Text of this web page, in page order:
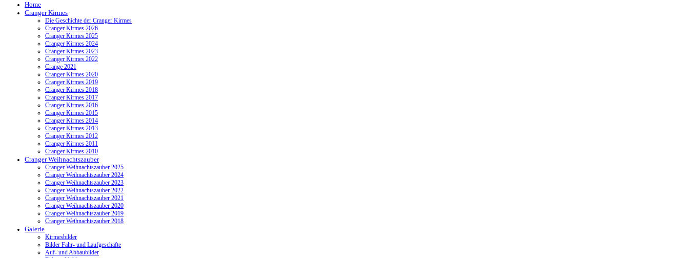
Home
Cranger Kirmes
Die Geschichte der Cranger Kirmes
Cranger Kirmes 2026
Cranger Kirmes 2025
Cranger Kirmes 2024
Cranger Kirmes 2023
Cranger Kirmes 2022
Crange 2021
Cranger Kirmes 2020
Cranger Kirmes 2019
Cranger Kirmes 2018
Cranger Kirmes 2017
Cranger Kirmes 2016
Cranger Kirmes 2015
Cranger Kirmes 2014
Cranger Kirmes 2013
Cranger Kirmes 2012
Cranger Kirmes 2011
Cranger Kirmes 2010
Cranger Weihnachtszauber
Cranger Weihnachtszauber 2025
Cranger Weihnachtszauber 2024
Cranger Weihnachtszauber 2023
Cranger Weihnachtszauber 2022
Cranger Weihnachtszauber 2021
Cranger Weihnachtszauber 2020
Cranger Weihnachtszauber 2019
Cranger Weihnachtszauber 2018
Galerie
Kirmesbilder
Bilder Fahr- und Laufgeschäfte
Auf- und Abbaubilder